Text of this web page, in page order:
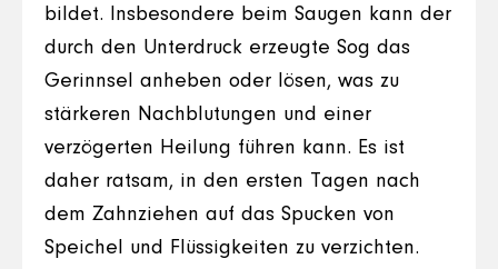
bildet. Insbesondere beim Saugen kann der
durch den Unterdruck erzeugte Sog das
Gerinnsel anheben oder lösen, was zu
stärkeren Nachblutungen und einer
verzögerten Heilung führen kann. Es ist
daher ratsam, in den ersten Tagen nach
dem Zahnziehen auf das Spucken von
Speichel und Flüssigkeiten zu verzichten.